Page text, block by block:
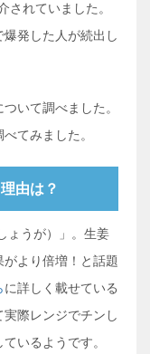
されていました。
発した人が続出し
いて調べました。
てみました。
由は？
ょうが）」。生姜
より倍増！と話題
に詳しく載せている
際レンジでチンし
いるようです。